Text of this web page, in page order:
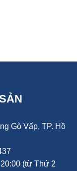
Gò Vấp, TP. Hồ
(từ Thứ 2